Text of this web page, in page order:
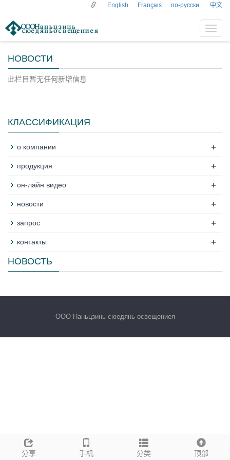
English Français по-русски 中文
导
航
НОВОСТИ
此栏目暂无任何新增信息
КЛАССИФИКАЦИЯ
о компании +
продукция +
он-лайн видео +
новости +
запрос +
контакты +
НОВОСТЬ
分享 手机 分类 顶部
ООО Наньцзинь сюедянь освещениея